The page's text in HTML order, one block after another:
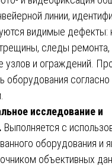
линии,
видимые дефекты:
следы ремонта,
узлов и ограждений.
оборудования согласно
исследование и
Выполняется с
оборудования и
объективных